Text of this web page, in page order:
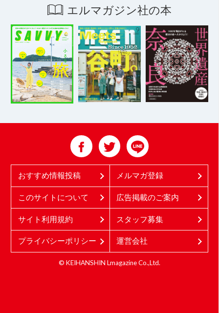
エルマガジン社の本
おすすめ情報投稿 メルマガ登録
このサイトについて 広告掲載のご案内
サイト利用規約 スタッフ募集
プライバシーポリシー 運営会社
© KEIHANSHIN Lmagazine Co.,Ltd.